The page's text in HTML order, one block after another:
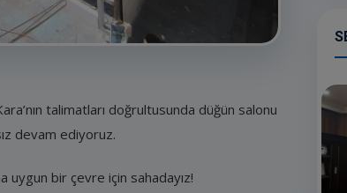
talimatları doğrultusunda düğün salonu
devam ediyoruz.
uygun bir çevre için sahadayız!